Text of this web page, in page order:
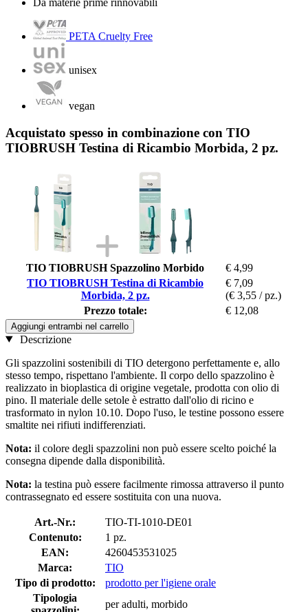
Da materie prime rinnovabili
PETA Cruelty Free
unisex
vegan
Acquistato spesso in combinazione con TIO
TIOBRUSH Testina di Ricambio Morbida, 2 pz.
TIO TIOBRUSH Spazzolino Morbido
€ 4,99
TIO TIOBRUSH Testina di Ricambio
Morbida, 2 pz.
€ 7,09
(€ 3,55 / pz.)
Prezzo totale:
€ 12,08
Aggiungi entrambi nel carrello
Descrizione
Gli spazzolini sostenibili di TIO detergono perfettamente e, allo
stesso tempo, rispettano l'ambiente. Il corpo dello spazzolino è
realizzato in bioplastica di origine vegetale, prodotta con olio di
pino. Il materiale delle setole è estratto dall'olio di ricino e
trasformato in nylon 10.10. Dopo l'uso, le testine possono essere
smaltite nei rifiuti indifferenziati.
Nota: il colore degli spazzolini non può essere scelto poiché la
consegna dipende dalla disponibilità.
Nota: la testina può essere facilmente rimossa attraverso il punto
contrassegnato ed essere sostituita con una nuova.
Art.-Nr.:
TIO-TI-1010-DE01
Contenuto:
1 pz.
EAN:
4260453531025
Marca:
TIO
Tipo di prodotto:
prodotto per l'igiene orale
Tipologia
per adulti, morbido